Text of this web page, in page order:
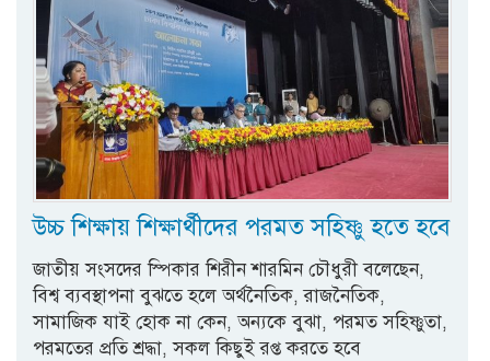
উচ্চ শিক্ষায় শিক্ষার্থীদের পরমত সহিষ্ণু হতে হবে
জাতীয় সংসদের স্পিকার শিরীন শারমিন চৌধুরী বলেছেন,
বিশ্ব ব্যবস্থাপনা বুঝতে হলে অর্থনৈতিক, রাজনৈতিক,
সামাজিক যাই হোক না কেন, অন্যকে বুঝা, পরমত সহিষ্ণুতা,
পরমতের প্রতি শ্রদ্ধা, সকল কিছুই রপ্ত করতে হবে